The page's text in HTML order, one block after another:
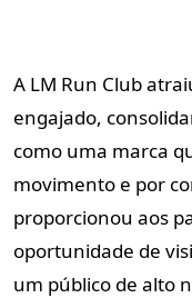
A LM Run Club
engajado,
como uma marca
movimento e por
proporcionou aos
oportunidade de
um público de alto